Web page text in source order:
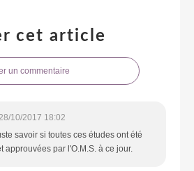
cet article
un commentaire
28/10/2017 18:02
savoir si toutes ces études ont été
approuvées par l'O.M.S. à ce jour.